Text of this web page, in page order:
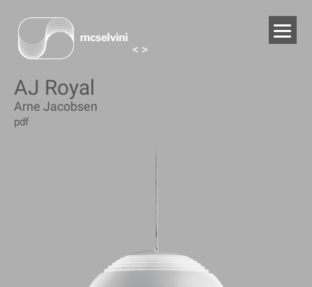
< >
AJ Royal
Arne Jacobsen
pdf